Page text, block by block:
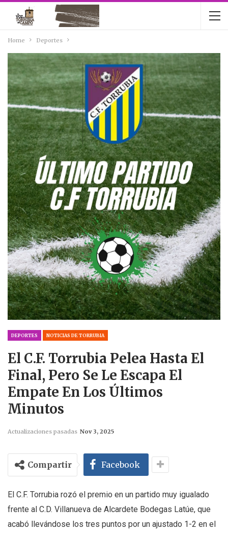
Home Deportes
DEPORTES NOTICIAS DE TORRUBIA
El C.F. Torrubia Pelea Hasta El
Final, Pero Se Le Escapa El
Empate En Los Últimos
Minutos
Actualizaciones pasadas Nov 3, 2025
Compartir Facebook
El C.F. Torrubia rozó el premio en un partido muy igualado
frente al C.D. Villanueva de Alcardete Bodegas Latúe, que
acabó llevándose los tres puntos por un ajustado 1-2 en el